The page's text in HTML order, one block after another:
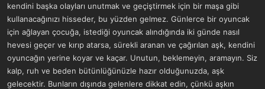
kendini başka olayları unutmak ve geçiştirmek için bir maşa gibi
kullanacağınızı hisseder, bu yüzden gelmez. Günlerce bir oyuncak
için ağlayan çocuğa, istediği oyuncak alındığında iki günde nasıl
hevesi geçer ve kırıp atarsa, sürekli aranan ve çağırılan aşk, kendini
oyuncağın yerine koyar ve kaçar. Unutun, beklemeyin, aramayın. Siz
kalp, ruh ve beden bütünlüğünüzle hazır olduğunuzda, aşk
gelecektir. Bunların dışında gelenlere dikkat edin, çünkü aşkın